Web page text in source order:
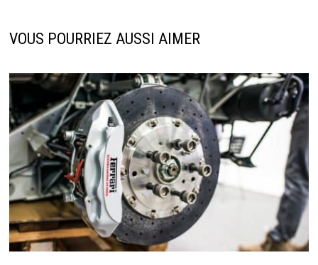
VOUS POURRIEZ AUSSI AIMER